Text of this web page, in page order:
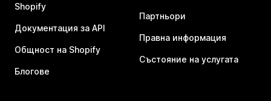
Shopify
Документация за API
Общност на Shopify
Блогове
Партньори
Правна информация
Състояние на услугата